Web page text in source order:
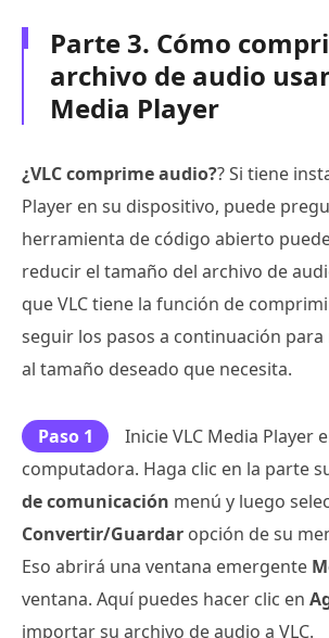
Parte 3. Cómo
archivo de audio
Media Player
¿VLC comprime audio?? Si tiene
Player en su dispositivo, puede
herramienta de código abierto
reducir el tamaño del archivo de
que VLC tiene la función de
seguir los pasos a continuación
al tamaño deseado que necesita.
Paso 1
Inicie VLC Media Player
computadora. Haga clic en la parte
de comunicación menú y luego
Convertir/Guardar opción de su
Eso abrirá una ventana emergente
ventana. Aquí puedes hacer clic en
importar su archivo de audio a VLC.